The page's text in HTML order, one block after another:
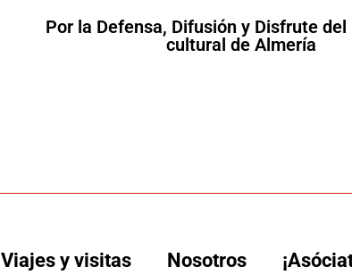
Por la Defensa, Difusión y Disfrute
cultural de Almería
Viajes y visitas Nosotros